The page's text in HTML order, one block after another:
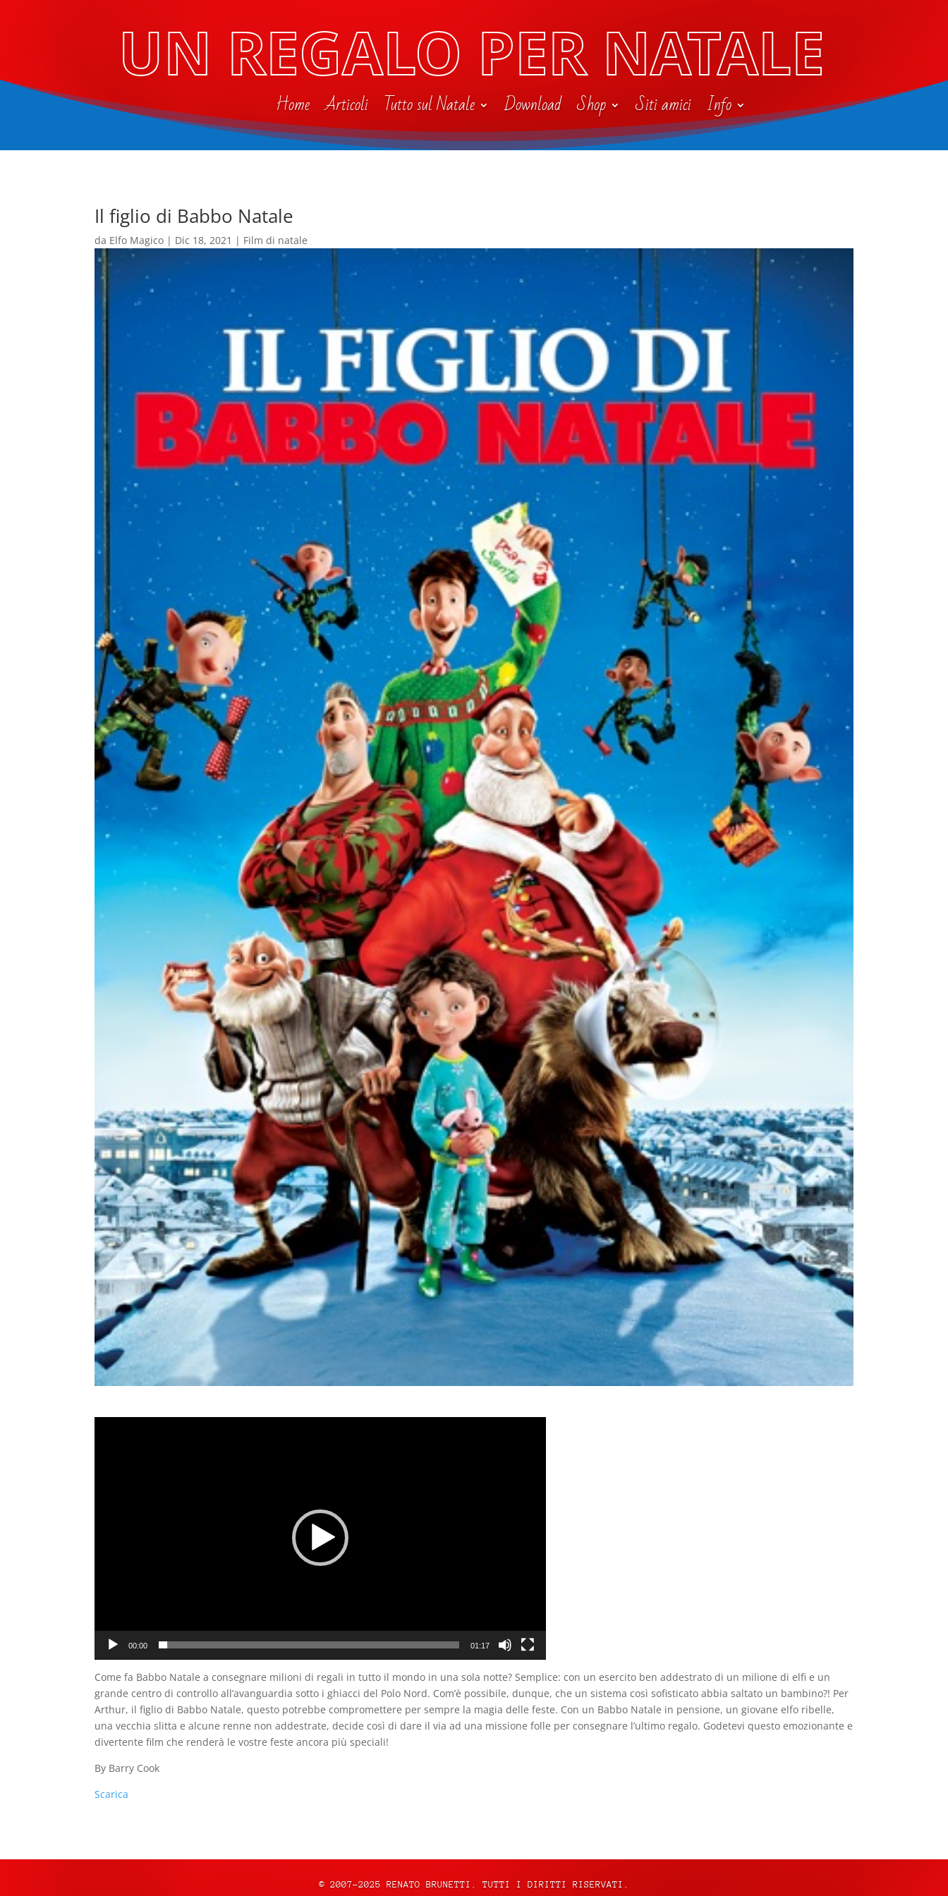
UN REGALO PER NATALE
Home Articoli Tutto sul Natale Download Shop Siti amici Info
Il figlio di Babbo Natale
da Elfo Magico | Dic 18, 2021 | Film di natale
00:00 01:17
Come fa Babbo Natale a consegnare milioni di regali in tutto il mondo in una sola notte? Semplice: con un esercito ben addestrato di un milione di elfi e un
grande centro di controllo all’avanguardia sotto i ghiacci del Polo Nord. Com’è possibile, dunque, che un sistema così sofisticato abbia saltato un bambino?! Per
Arthur, il figlio di Babbo Natale, questo potrebbe compromettere per sempre la magia delle feste. Con un Babbo Natale in pensione, un giovane elfo ribelle,
una vecchia slitta e alcune renne non addestrate, decide così di dare il via ad una missione folle per consegnare l’ultimo regalo. Godetevi questo emozionante e
divertente film che renderà le vostre feste ancora più speciali!
By Barry Cook
Scarica
© 2007-2025 RENATO BRUNETTI. TUTTI I DIRITTI RISERVATI.